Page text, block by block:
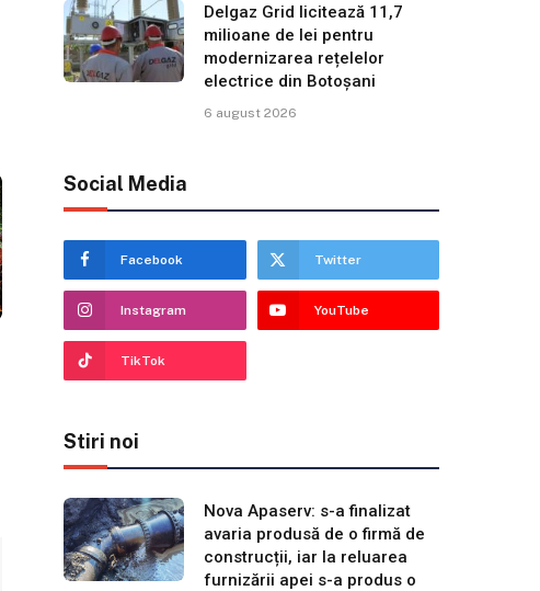
Delgaz Grid licitează 11,7
milioane de lei pentru
modernizarea rețelelor
electrice din Botoșani
6 august 2026
Social Media
Facebook Twitter
Instagram YouTube
TikTok
Stiri noi
Nova Apaserv: s-a finalizat
avaria produsă de o firmă de
construcții, iar la reluarea
furnizării apei s-a produs o